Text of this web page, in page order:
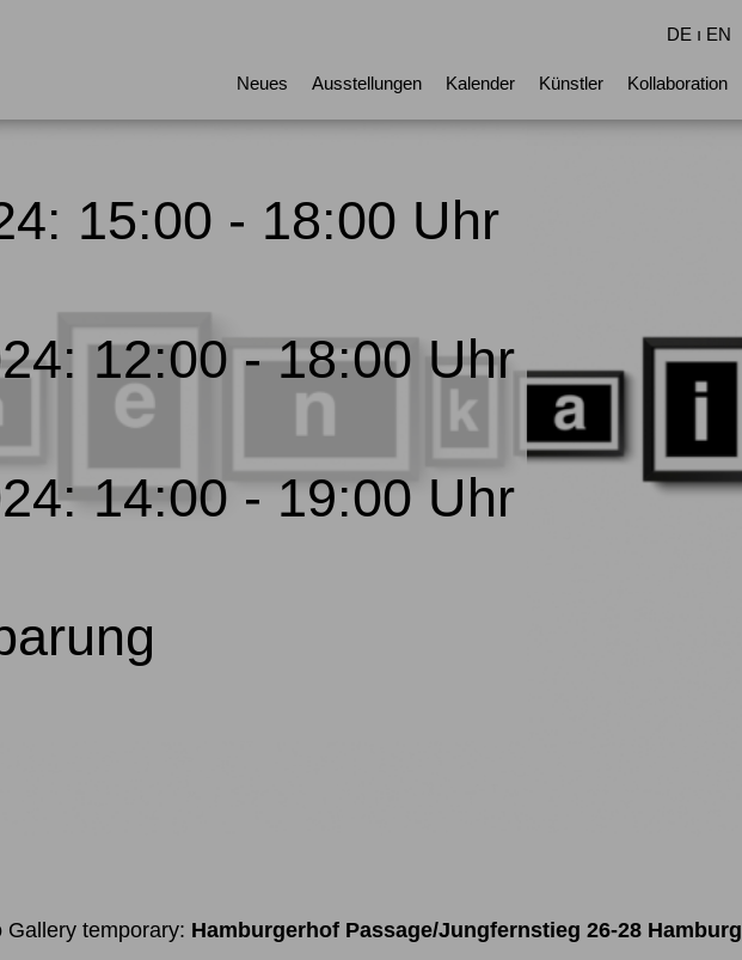
Neues Ausstellungen Kalender Künstler Kollaboration
DE ı EN
15:00 - 18:00 Uhr
12:00 - 18:00 Uhr
14:00 - 19:00 Uhr
temporary: Hamburgerhof Passage/Jungfernstieg 26-28 Hamburg